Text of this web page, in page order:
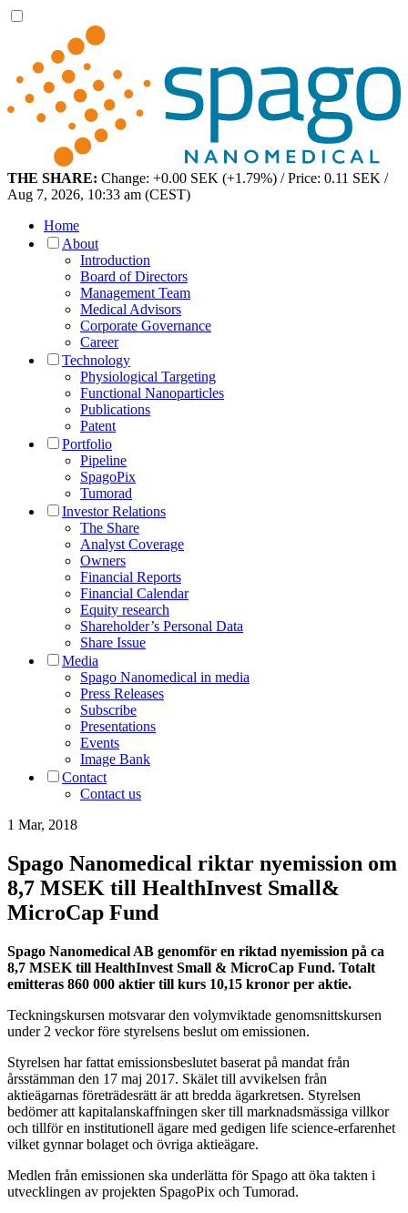
THE SHARE: Change: +0.00 SEK (+1.79%) / Price: 0.11 SEK /
Aug 7, 2026, 10:33 am (CEST)
Home
About
Introduction
Board of Directors
Management Team
Medical Advisors
Corporate Governance
Career
Technology
Physiological Targeting
Functional Nanoparticles
Publications
Patent
Portfolio
Pipeline
SpagoPix
Tumorad
Investor Relations
The Share
Analyst Coverage
Owners
Financial Reports
Financial Calendar
Equity research
Shareholder’s Personal Data
Share Issue
Media
Spago Nanomedical in media
Press Releases
Subscribe
Presentations
Events
Image Bank
Contact
Contact us
1 Mar, 2018
Spago Nanomedical riktar nyemission om
8,7 MSEK till HealthInvest Small&
MicroCap Fund
Spago Nanomedical AB genomför en riktad nyemission på ca
8,7 MSEK till HealthInvest Small & MicroCap Fund. Totalt
emitteras 860 000 aktier till kurs 10,15 kronor per aktie.
Teckningskursen motsvarar den volymviktade genomsnittskursen
under 2 veckor före styrelsens beslut om emissionen.
Styrelsen har fattat emissionsbeslutet baserat på mandat från
årsstämman den 17 maj 2017. Skälet till avvikelsen från
aktieägarnas företrädesrätt är att bredda ägarkretsen. Styrelsen
bedömer att kapitalanskaffningen sker till marknadsmässiga villkor
och tillför en institutionell ägare med gedigen life science-erfarenhet
vilket gynnar bolaget och övriga aktieägare.
Medlen från emissionen ska underlätta för Spago att öka takten i
utvecklingen av projekten SpagoPix och Tumorad.